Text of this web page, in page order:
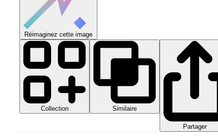
Réimaginez cette image
Collection Similaire
Partager